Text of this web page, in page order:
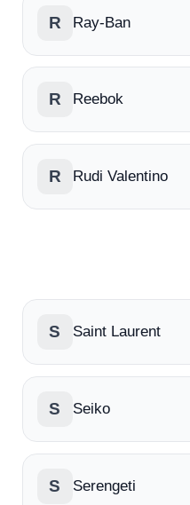
R Ray-Ban
R Reebok
R Rudi Valentino
S Saint Laurent
S Seiko
S Serengeti